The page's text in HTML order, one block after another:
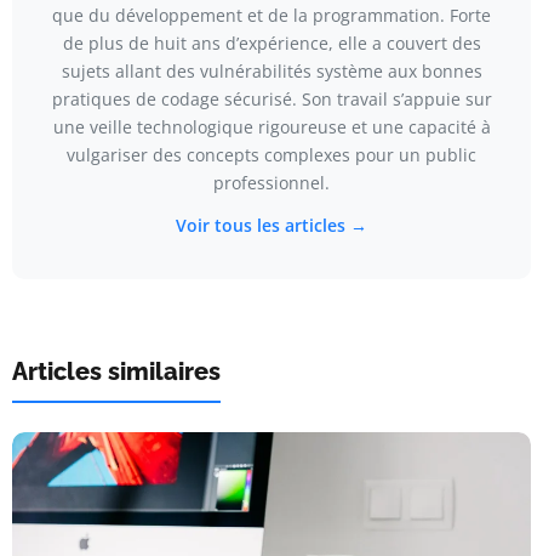
que du développement et de la programmation. Forte
de plus de huit ans d’expérience, elle a couvert des
sujets allant des vulnérabilités système aux bonnes
pratiques de codage sécurisé. Son travail s’appuie sur
une veille technologique rigoureuse et une capacité à
vulgariser des concepts complexes pour un public
professionnel.
Voir tous les articles →
Articles similaires